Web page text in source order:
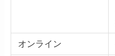
オンライン